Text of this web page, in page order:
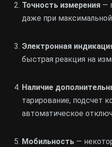
Точность измерения —
даже при максимальной
Электронная
быстрая реакция на
Наличие
тарирование, подсчет
автоматическое
Мобильность —